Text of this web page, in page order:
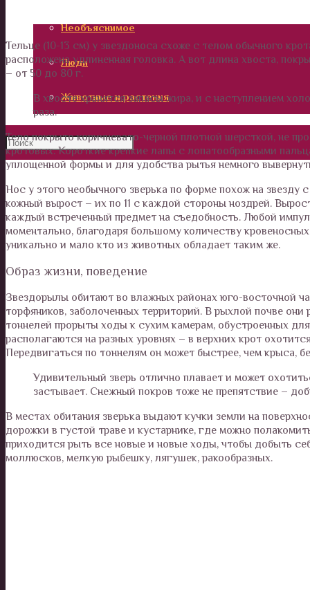
Необъяснимое
Люди
Животные и растения
Тельце (10-13 см) у звездоноса схоже с телом обычного
расположена удлиненная головка. А вот длина хвоста,
– от 50 до 80 г.
В хвосте хранятся запасы жира, и с наступлением
раза.
Тело покрыто коричневато-черной плотной шерсткой, не
кротовых. Короткие крепкие лапы с лопатообразными
уплощенной формы и для удобства рытья немного
Нос у этого необычного зверька по форме похож на
кожный вырост – их по 11 с каждой стороны ноздрей.
каждый встреченный предмет на съедобность. Любой
моментально, благодаря большому количеству
уникально и мало кто из животных обладает таким же.
Образ жизни, поведение
Звездорылы обитают во влажных районах юго-восточной
торфяников, заболоченных территорий. В рыхлой почве
тоннелей прорыты ходы к сухим камерам, обустроенных
располагаются на разных уровнях – в верхних крот
Передвигаться по тоннелям он может быстрее, чем крыса,
Удивительный зверь отлично плавает и может
застывает. Снежный покров тоже не препятствие –
В местах обитания зверька выдают кучки земли на
дорожки в густой траве и кустарнике, где можно
приходится рыть все новые и новые ходы, чтобы добыть
моллюсков, мелкую рыбешку, лягушек, ракообразных.